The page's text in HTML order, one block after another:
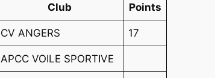
Club Points
CV ANGERS 17
APCC VOILE SPORTIVE